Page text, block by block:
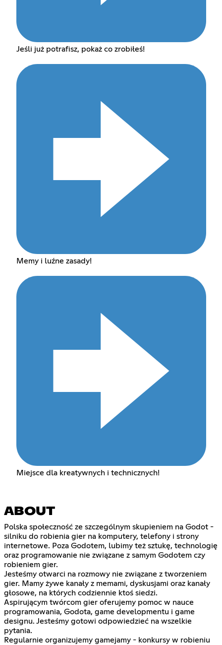
Jeśli już potrafisz, pokaż co zrobiłeś!
Memy i luźne zasady!
Miejsce dla kreatywnych i technicznych!
ABOUT
Polska społeczność ze szczególnym skupieniem na Godot -
silniku do robienia gier na komputery, telefony i strony
internetowe. Poza Godotem, lubimy też sztukę, technologię
oraz programowanie nie związane z samym Godotem czy
robieniem gier.
Jesteśmy otwarci na rozmowy nie związane z tworzeniem
gier. Mamy żywe kanały z memami, dyskusjami oraz kanały
głosowe, na których codziennie ktoś siedzi.
Aspirującym twórcom gier oferujemy pomoc w nauce
programowania, Godota, game developmentu i game
designu. Jesteśmy gotowi odpowiedzieć na wszelkie
pytania.
Regularnie organizujemy gamejamy - konkursy w robieniu